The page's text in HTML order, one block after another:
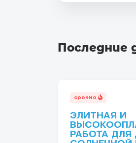
Последние
срочно
ЭЛИТНАЯ И
РАБОТА ДЛЯ